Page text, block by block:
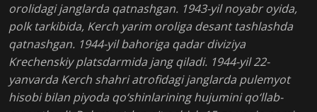
orolidagi janglarda qatnashgan. 1943-yil noyabr oyida,
polk tarkibida, Kerch yarim oroliga desant tashlashda
qatnashgan. 1944-yil bahoriga qadar diviziya
Krechenskiy platsdarmida jang qiladi. 1944-yil 22-
yanvarda Kerch shahri atrofidagi janglarda pulemyot
hisobi bilan piyoda qo‘shinlarining hujumini qo‘llab-